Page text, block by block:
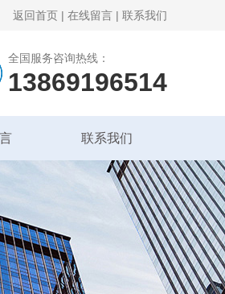
返回首页 | 在线留言 | 联系我们
全国服务咨询热线：
13869196514
联系我们